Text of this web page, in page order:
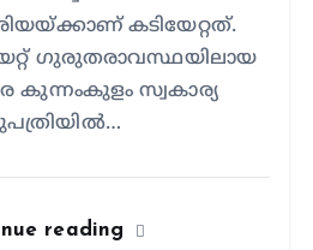
കടിയേറ്റത്.
ഗുരുതരാവസ്ഥയിലായ
കുന്നംകുളം സ്വകാര്യ
reading
news